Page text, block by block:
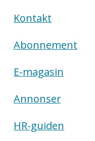
Kontakt
Abonnement
E-magasin
Annonser
HR-guiden